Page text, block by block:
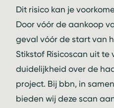
Dit risico kan je
Door vóór de aankoop
geval vóór de start van
Stikstof Risicoscan uit te
duidelijkheid over de
project. Bij bbn, in
bieden wij deze scan